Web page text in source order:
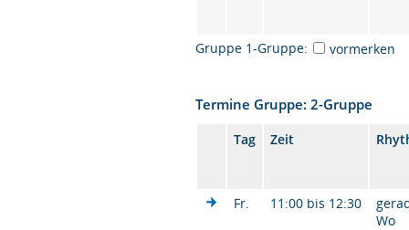
Gruppe 1-Gruppe: vormerken
Termine Gruppe: 2-Gruppe
Tag Zeit
Fr. 11:00 bis 12:30
Wo